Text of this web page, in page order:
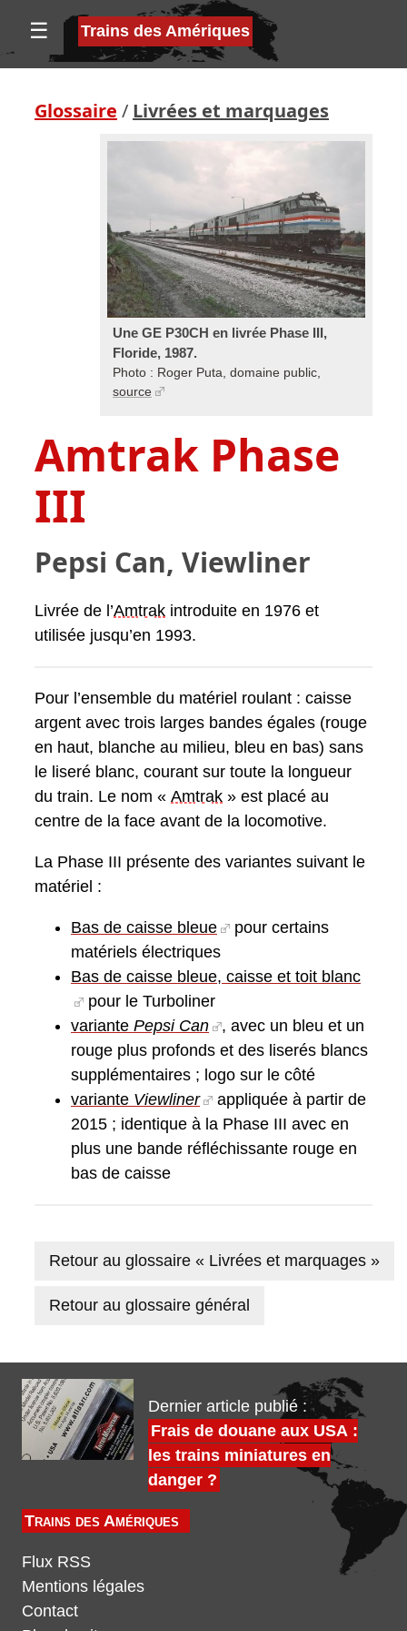
☰ Trains des Amériques
Glossaire / Livrées et marquages
Une GE P30CH en livrée Phase III,
Floride, 1987.
Photo : Roger Puta, domaine public,
source
Amtrak Phase
III
Pepsi Can, Viewliner
Livrée de l’Amtrak introduite en 1976 et
utilisée jusqu’en 1993.
Pour l’ensemble du matériel roulant : caisse
argent avec trois larges bandes égales (rouge
en haut, blanche au milieu, bleu en bas) sans
le liseré blanc, courant sur toute la longueur
du train. Le nom « Amtrak » est placé au
centre de la face avant de la locomotive.
La Phase III présente des variantes suivant le
matériel :
Bas de caisse bleue
pour certains
matériels électriques
Bas de caisse bleue, caisse et toit blanc
pour le Turboliner
variante Pepsi Can
, avec un bleu et un
rouge plus profonds et des liserés blancs
supplémentaires ; logo sur le côté
variante Viewliner
appliquée à partir de
2015 ; identique à la Phase III avec en
plus une bande réfléchissante rouge en
bas de caisse
Retour au glossaire « Livrées et marquages »
Retour au glossaire général
Dernier article publié :
Frais de douane aux USA :
les trains miniatures en
danger ?
Trains des Amériques
Flux RSS
Mentions légales
Contact